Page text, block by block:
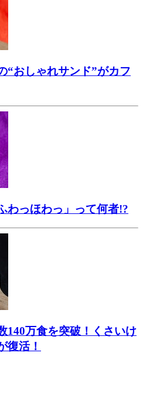
“おしゃれサンド”がカフ
わっほわっ」って何者!?
140万食を突破！くさいけ
復活！